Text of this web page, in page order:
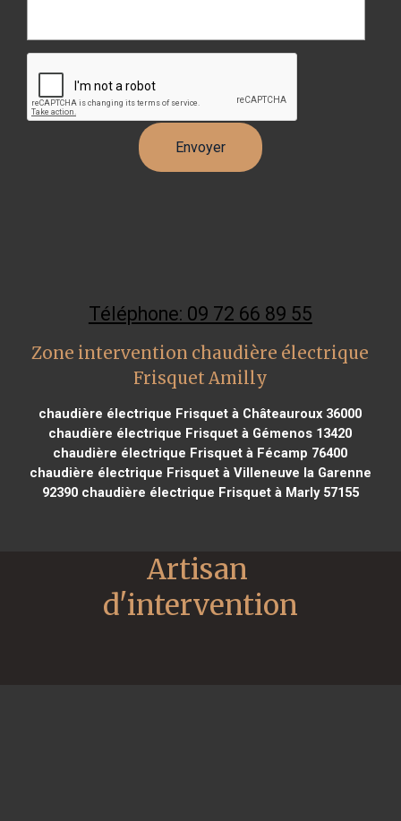
Téléphone: 09 72 66 89 55
Zone intervention chaudière électrique
Frisquet Amilly
chaudière électrique Frisquet à Châteauroux 36000
chaudière électrique Frisquet à Gémenos 13420
chaudière électrique Frisquet à Fécamp 76400
chaudière électrique Frisquet à Villeneuve la Garenne
92390chaudière électrique Frisquet à Marly 57155
Artisan
d'intervention